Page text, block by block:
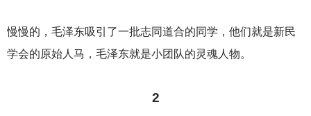
慢慢的，毛泽东吸引了一批志同道合的同学，他们就是新民
学会的原始人马，毛泽东就是小团队的灵魂人物。
2